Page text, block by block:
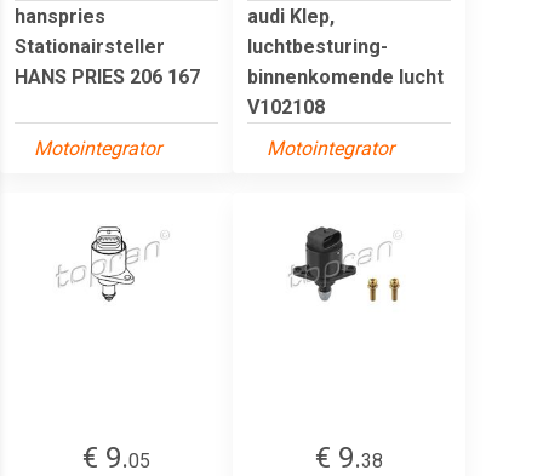
hanspries
Stationairsteller
HANS PRIES 206 167
Motointegrator
audi Klep,
luchtbesturing-
binnenkomende lucht
V102108
Motointegrator
€ 9.05
€ 9.38